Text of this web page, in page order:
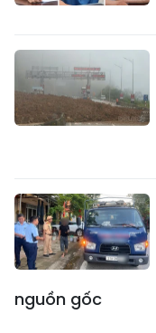
nguồn gốc